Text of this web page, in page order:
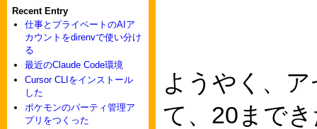
Recent Entry
仕事とプライベートのAIア
カウントをdirenvで使い分け
る
最近のClaude Code環境
Cursor CLIをインストール
した
ポケモンのパーティ管理ア
プリをつくった
ようやく、
て、20まで